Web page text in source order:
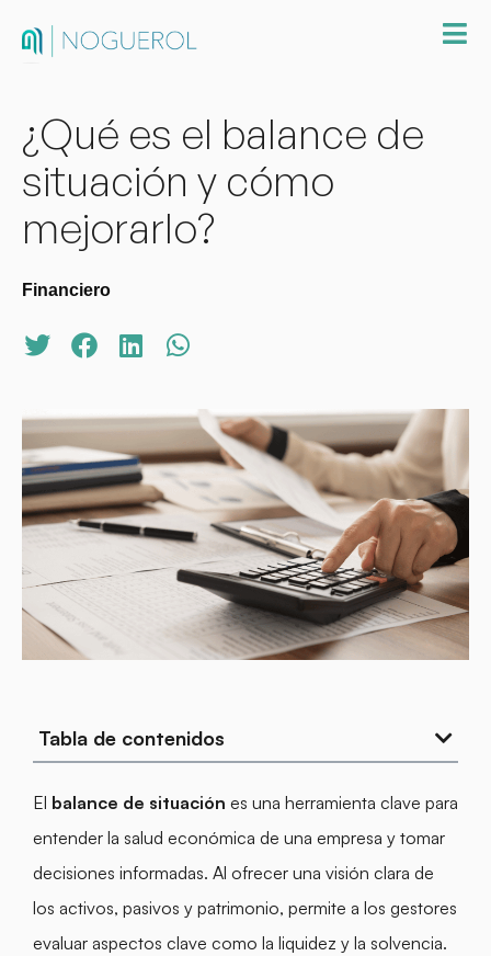
¿Qué es el balance de
situación y cómo
mejorarlo?
Financiero
Tabla de contenidos
El balance de situación es una herramienta clave para
entender la salud económica de una empresa y tomar
decisiones informadas. Al ofrecer una visión clara de
los activos, pasivos y patrimonio, permite a los gestores
evaluar aspectos clave como la liquidez y la solvencia.